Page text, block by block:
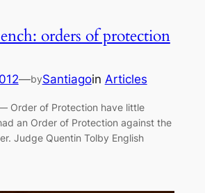
orders of protection
—bySantiagoin Articles
Order of Protection have little
an Order of Protection against the
Judge Quentin Tolby English